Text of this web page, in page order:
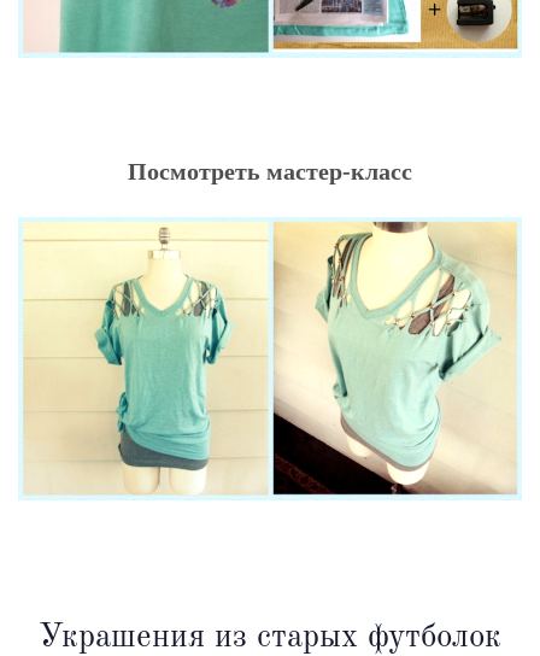
Посмотреть мастер-класс
Украшения из старых футболок